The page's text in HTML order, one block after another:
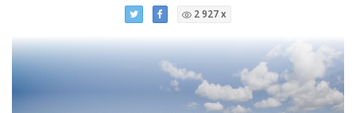
2 927 x